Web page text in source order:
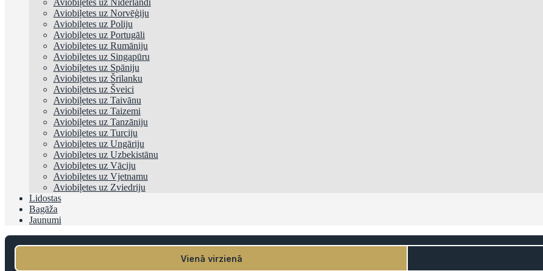
Aviobiļetes uz Nīderlandi
Aviobiļetes uz Norvēģiju
Aviobiļetes uz Poliju
Aviobiļetes uz Portugāli
Aviobiļetes uz Rumāniju
Aviobiļetes uz Singapūru
Aviobiļetes uz Spāniju
Aviobiļetes uz Šrilanku
Aviobiļetes uz Šveici
Aviobiļetes uz Taivānu
Aviobiļetes uz Taizemi
Aviobiļetes uz Tanzāniju
Aviobiļetes uz Turciju
Aviobiļetes uz Ungāriju
Aviobiļetes uz Uzbekistānu
Aviobiļetes uz Vāciju
Aviobiļetes uz Vjetnamu
Aviobiļetes uz Zviedriju
Lidostas
Bagāža
Jaunumi
Vienā virzienā